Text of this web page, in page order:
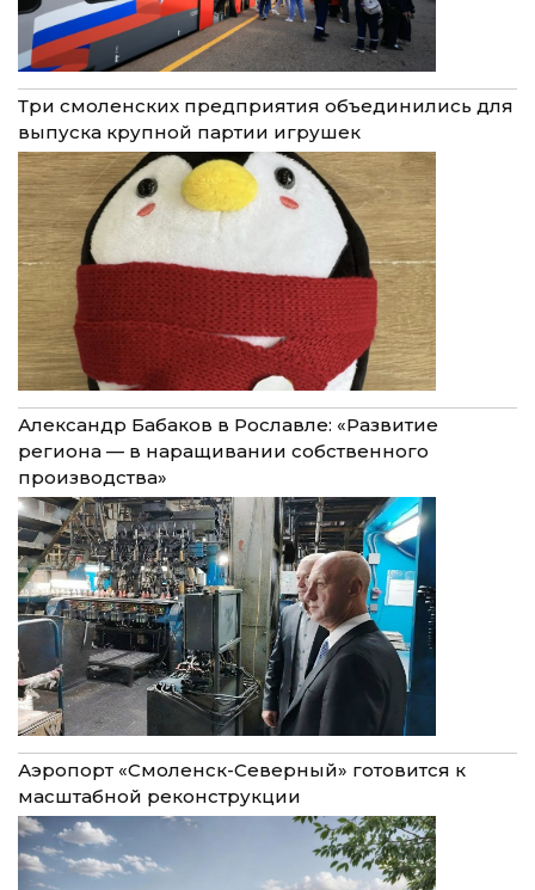
Три смоленских предприятия объединились для
выпуска крупной партии игрушек
Александр Бабаков в Рославле: «Развитие
региона — в наращивании собственного
производства»
Аэропорт «Смоленск-Северный» готовится к
масштабной реконструкции